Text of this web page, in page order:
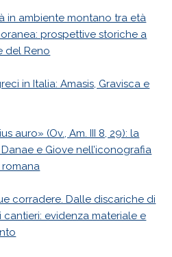
in ambiente montano tra età
prospettive storiche a
del Reno
in Italia: Amasis, Gravisca e
auro» (Ov., Am. III 8, 29): la
e Giove nell’iconografia
corradere. Dalle discariche di
evidenza materiale e